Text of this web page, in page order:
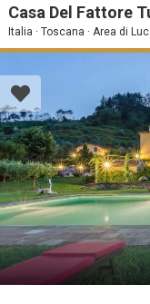
Casa Del Fattore
Italia · Toscana · Area di